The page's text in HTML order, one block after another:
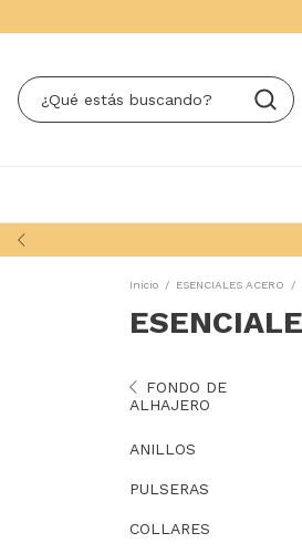
Inicio / ESENCIALES ACERO /
FONDO DE
ALHAJERO
ANILLOS
PULSERAS
COLLARES